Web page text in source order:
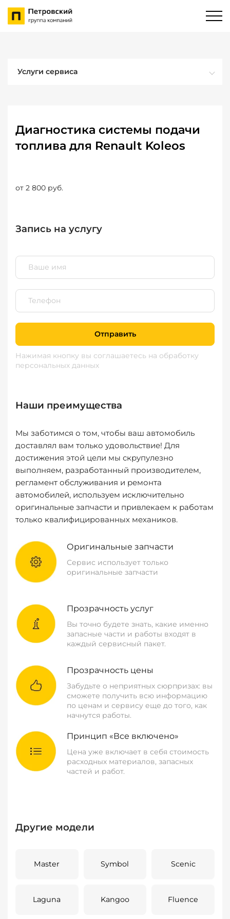
Услуги сервиса
Диагностика системы подачи
топлива для Renault Koleos
от 2 800 руб.
Запись на услугу
Отправить
Нажимая кнопку вы соглашаетесь на обработку
персональных данных
Наши преимущества
Мы заботимся о том, чтобы ваш автомобиль
доставлял вам только удовольствие! Для
достижения этой цели мы скрупулезно
выполняем, разработанный производителем,
регламент обслуживания и ремонта
автомобилей, используем исключительно
оригинальные запчасти и привлекаем к работам
только квалифицированных механиков.
Оригинальные запчасти
Сервис использует только
оригинальные запчасти
Прозрачность услуг
Вы точно будете знать, какие именно
запасные части и работы входят в
каждый сервисный пакет.
Прозрачность цены
Забудьте о неприятных сюрпризах: вы
сможете получить всю информацию
по ценам и сервису еще до того, как
начнутся работы.
Принцип «Все включено»
Цена уже включает в себя стоимость
расходных материалов, запасных
частей и работ.
Другие модели
Master Symbol Scenic
Laguna Kangoo Fluence